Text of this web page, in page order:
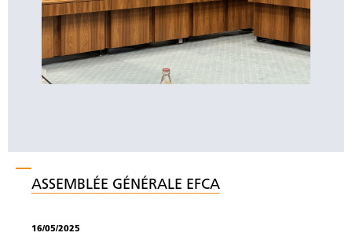
ASSEMBLÉE GÉNÉRALE EFCA
16/05/2025